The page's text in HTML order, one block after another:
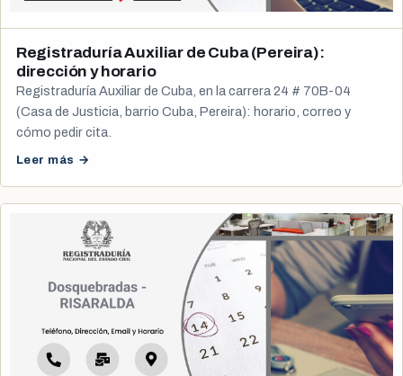
Registraduría Auxiliar de Cuba (Pereira):
dirección y horario
Registraduría Auxiliar de Cuba, en la carrera 24 # 70B-04
(Casa de Justicia, barrio Cuba, Pereira): horario, correo y
cómo pedir cita.
Leer más →